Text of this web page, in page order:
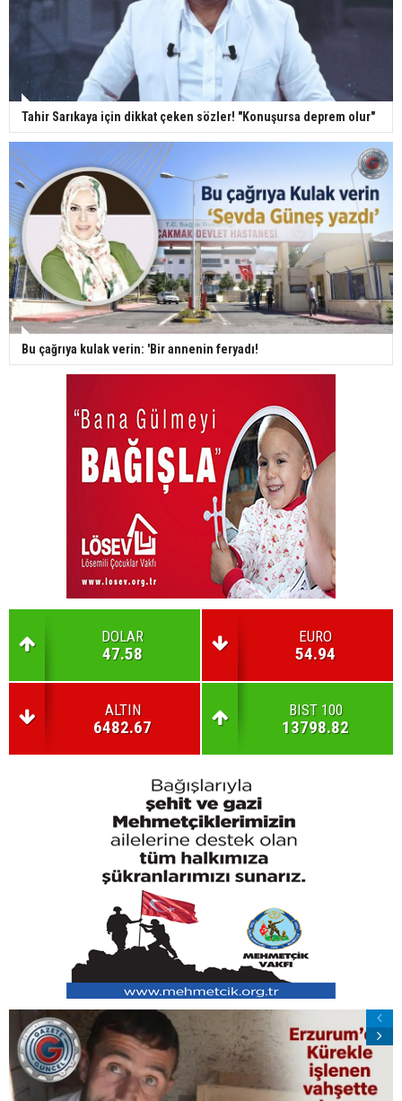
Tahir Sarıkaya için dikkat çeken sözler! "Konuşursa deprem olur"
Bu çağrıya kulak verin: 'Bir annenin feryadı!
DOLAR
47.58
EURO
54.94
ALTIN
6482.67
BIST 100
13798.82